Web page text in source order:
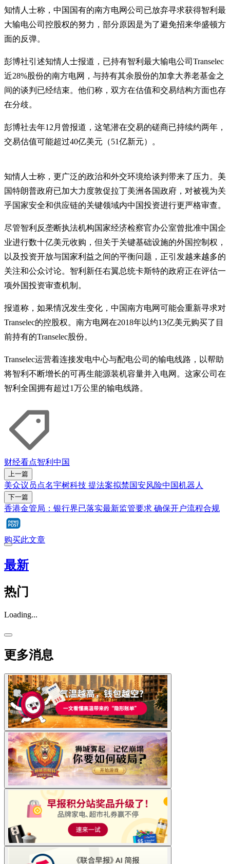
知情人士称，中国国有的南方电网公司已放弃寻求获得智利最
大输电公司控股权的努力，部分原因是为了避免招来华盛顿方
面的反弹。
彭博社引述知情人士报道，已持有智利最大输电公司Transelec
近28%股份的南方电网，与持有其余股份的加拿大养老基金之
间的谈判已经结束。他们称，双方在估值和交易结构方面也存
在分歧。
彭博社去年12月曾报道，这笔潜在交易的磋商已持续约两年，
交易估值可能超过40亿美元（51亿新元）。
知情人士称，更广泛的政治和外交环境给谈判带来了压力。美
国特朗普政府已加大力度敦促拉丁美洲各国政府，对被视为关
乎国家安全和供应链的关键领域内中国投资进行更严格审查。
尽管智利反垄断执法机构国家经济检察官办公室曾批准中国企
业进行数十亿美元收购，但关于关键基础设施的外国控制权，
以及投资开放与国家利益之间的平衡问题，正引发越来越多的
关注和公众讨论。智利新任右翼总统卡斯特的政府正在评估一
项外国投资审查机制。
报道称，如果情况发生变化，中国南方电网可能会重新寻求对
Transelec的控股权。南方电网在2018年以约13亿美元购买了目
前持有的Transelec股份。
Transelec运营着连接发电中心与配电公司的输电线路，以帮助
将智利不断增长的可再生能源装机容量并入电网。这家公司在
智利全国拥有超过1万公里的输电线路。
财经看点智利 中国
上一篇
美众议员点名宇树科技 提法案拟禁国安风险中国机器人
下一篇
香港金管局：银行界已落实最新监管要求 确保开户流程合规
购买此文章
最新
热门
Loading...
更多消息